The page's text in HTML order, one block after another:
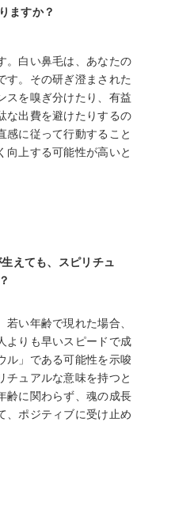
ますか？
。白い鼻毛は、あなたの
す。その研ぎ澄まされた
スを嗅ぎ分けたり、有益
な出費を避けたりするの
感に従って行動すること
向上する可能性が高いと
えても、スピリチュ
い年齢で現れた場合、
よりも早いスピードで成
ル」である可能性を示唆
チュアルな意味を持つと
齢に関わらず、魂の成長
、ポジティブに受け止め